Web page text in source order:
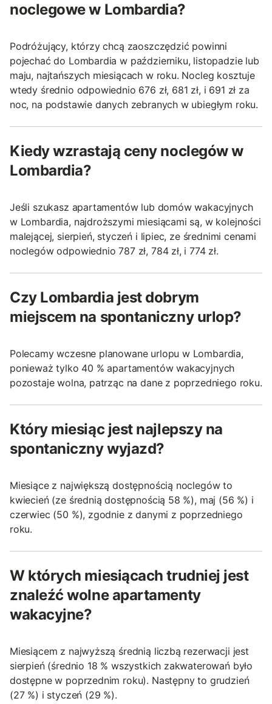
noclegowe w Lombardia?
Podróżujący, którzy chcą zaoszczędzić powinni
pojechać do Lombardia w październiku, listopadzie lub
maju, najtańszych miesiącach w roku. Nocleg kosztuje
wtedy średnio odpowiednio 676 zł, 681 zł, i 691 zł za
noc, na podstawie danych zebranych w ubiegłym roku.
Kiedy wzrastają ceny noclegów w
Lombardia?
Jeśli szukasz apartamentów lub domów wakacyjnych
w Lombardia, najdroższymi miesiącami są, w kolejności
malejącej, sierpień, styczeń i lipiec, ze średnimi cenami
noclegów odpowiednio 787 zł, 784 zł, i 774 zł.
Czy Lombardia jest dobrym
miejscem na spontaniczny urlop?
Polecamy wczesne planowane urlopu w Lombardia,
ponieważ tylko 40 % apartamentów wakacyjnych
pozostaje wolna, patrząc na dane z poprzedniego roku.
Który miesiąc jest najlepszy na
spontaniczny wyjazd?
Miesiące z największą dostępnością noclegów to
kwiecień (ze średnią dostępnością 58 %), maj (56 %) i
czerwiec (50 %), zgodnie z danymi z poprzedniego
roku.
W których miesiącach trudniej jest
znaleźć wolne apartamenty
wakacyjne?
Miesiącem z najwyższą średnią liczbą rezerwacji jest
sierpień (średnio 18 % wszystkich zakwaterowań było
dostępne w poprzednim roku). Następny to grudzień
(27 %) i styczeń (29 %).